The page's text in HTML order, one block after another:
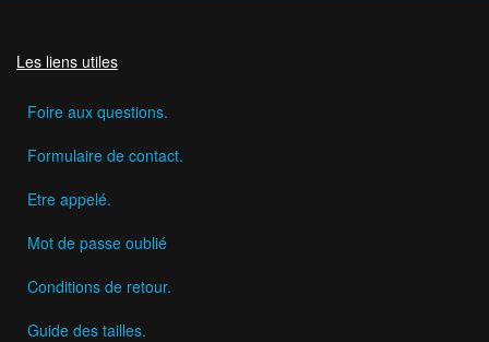
Les liens utiles
Foire aux questions.
Formulaire de contact.
Etre appelé.
Mot de passe oublié
Conditions de retour.
Guide des tailles.